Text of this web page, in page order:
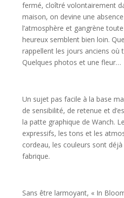
fermé, cloîtré volontairement
maison, on devine une
l’atmosphère et gangrène
heureux semblent bien loin.
rappellent les jours anciens où
Quelques photos et une fleur…
Un sujet pas facile à la base
de sensibilité, de retenue et
la patte graphique de Wanch.
expressifs, les tons et les
cordeau, les couleurs sont
fabrique.
Sans être larmoyant, « In